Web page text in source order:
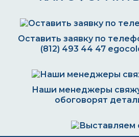
Оставить заявку по
(812) 493 44 47
Наши менеджеры
обоговорят